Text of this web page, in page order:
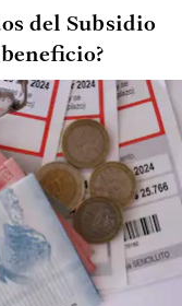
del Subsidio